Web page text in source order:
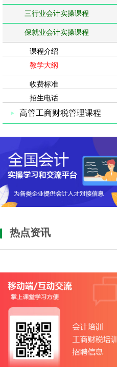
三行业会计实操课程
保就业会计实操课程
课程介绍
教学大纲
收费标准
招生电话
高管工商财税管理课程
热点资讯